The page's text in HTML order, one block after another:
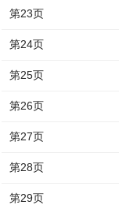
第23页
第24页
第25页
第26页
第27页
第28页
第29页